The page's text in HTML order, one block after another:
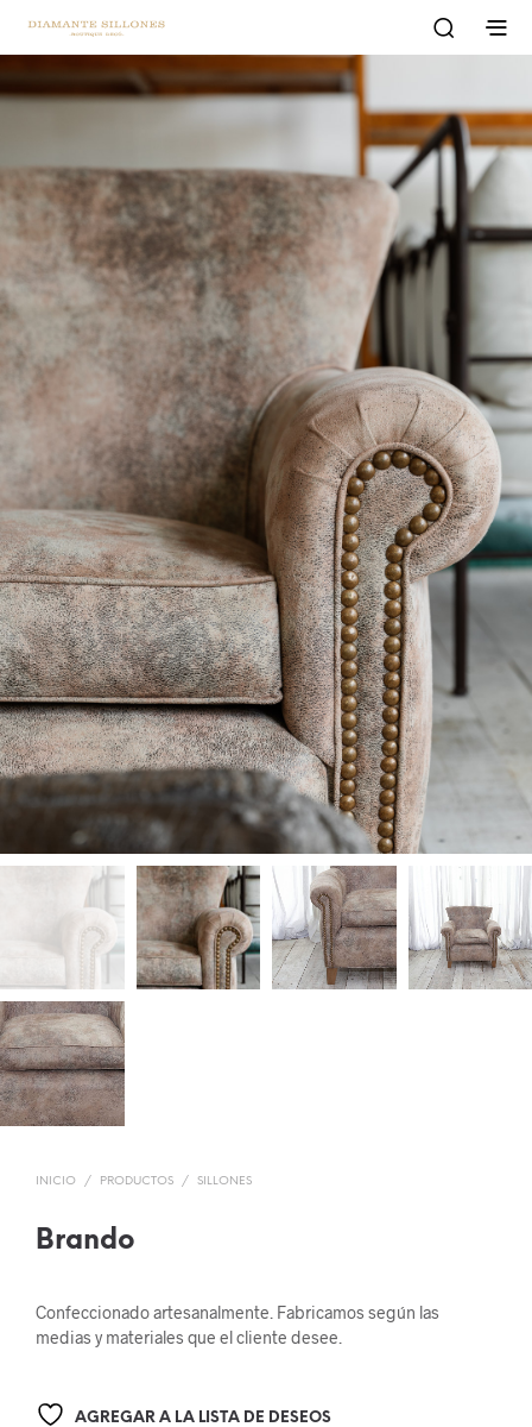
INICIO / PRODUCTOS / SILLONES
Brando
Confeccionado artesanalmente. Fabricamos según las
medias y materiales que el cliente desee.
AGREGAR A LA LISTA DE DESEOS